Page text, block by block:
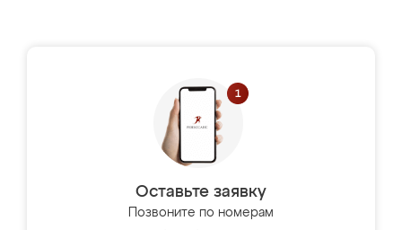
Оставьте заявку
Позвоните по номерам